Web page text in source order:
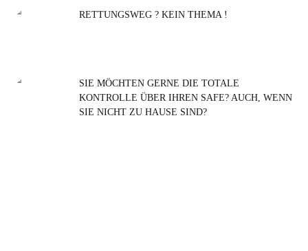
nach:
RETTUNGSWEG ? KEIN THEMA !
SIE MÖCHTEN GERNE DIE TOTALE
KONTROLLE ÜBER IHREN SAFE? AUCH, WENN
SIE NICHT ZU HAUSE SIND?